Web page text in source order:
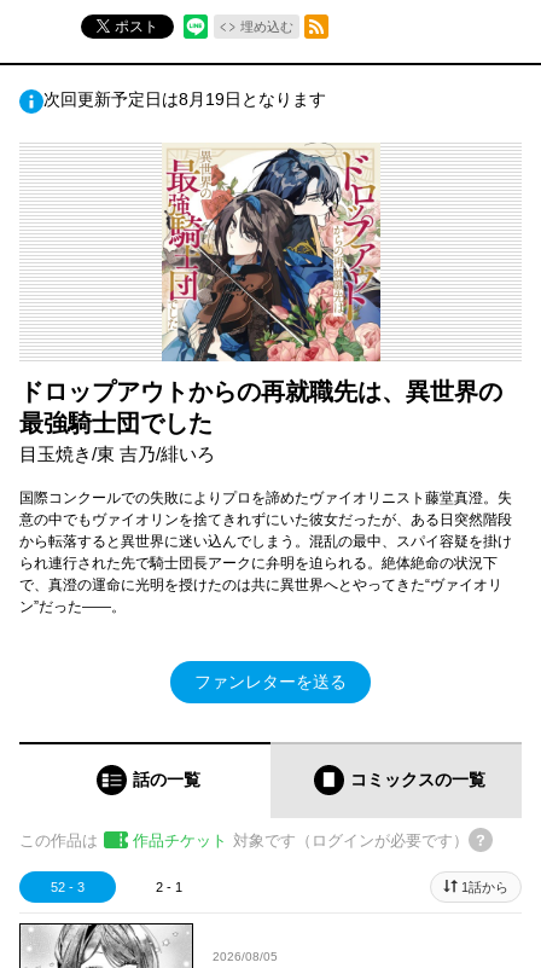
ポスト 埋め込む
RSSフィード
次回更新予定日は8月19日となります
ドロップアウトからの再就職先は、異世界の
最強騎士団でした
目玉焼き/東 吉乃/緋いろ
国際コンクールでの失敗によりプロを諦めたヴァイオリニスト藤堂真澄。失
意の中でもヴァイオリンを捨てきれずにいた彼女だったが、ある日突然階段
から転落すると異世界に迷い込んでしまう。混乱の最中、スパイ容疑を掛け
られ連行された先で騎士団長アークに弁明を迫られる。絶体絶命の状況下
で、真澄の運命に光明を授けたのは共に異世界へとやってきた“ヴァイオリ
ン”だった――。
ファンレターを送る
話の一覧 コミックスの一覧
この作品は 作品チケット 対象です（ログインが必要です）
52 - 3 2 - 1 1話から
2026/08/05